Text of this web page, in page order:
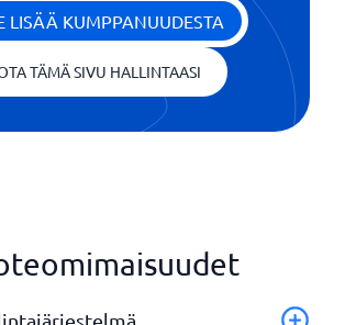
LISÄÄ KUMPPANUUDESTA
TÄMÄ SIVU HALLINTAASI